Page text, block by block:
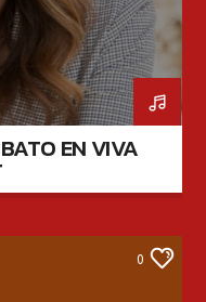
EN VIVA
0